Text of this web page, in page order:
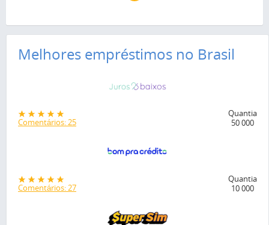
Melhores empréstimos no Brasil
Comentários: 25
Quantia
50 000
Comentários: 27
Quantia
10 000